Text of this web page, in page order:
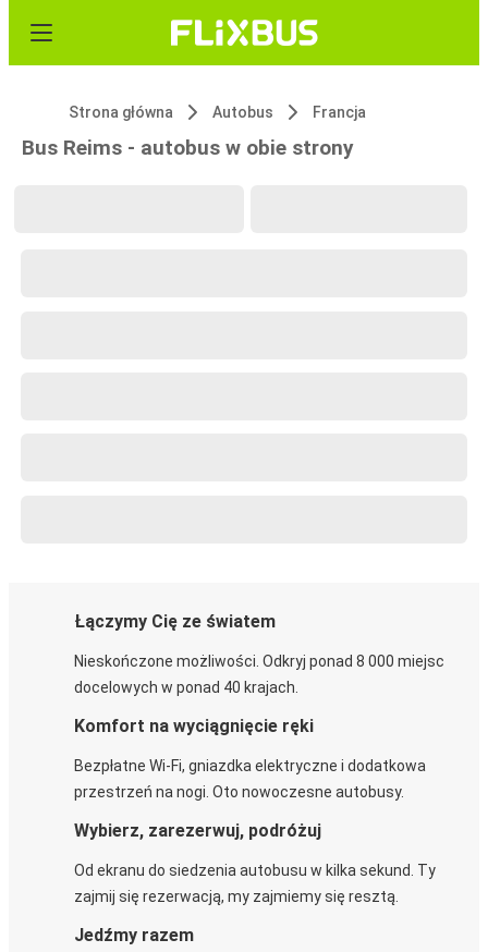
Strona główna Autobus Francja
Bus Reims - autobus w obie strony
Łączymy Cię ze światem
Nieskończone możliwości. Odkryj ponad 8 000 miejsc
docelowych w ponad 40 krajach.
Komfort na wyciągnięcie ręki
Bezpłatne Wi-Fi, gniazdka elektryczne i dodatkowa
przestrzeń na nogi. Oto nowoczesne autobusy.
Wybierz, zarezerwuj, podróżuj
Od ekranu do siedzenia autobusu w kilka sekund. Ty
zajmij się rezerwacją, my zajmiemy się resztą.
Jedźmy razem